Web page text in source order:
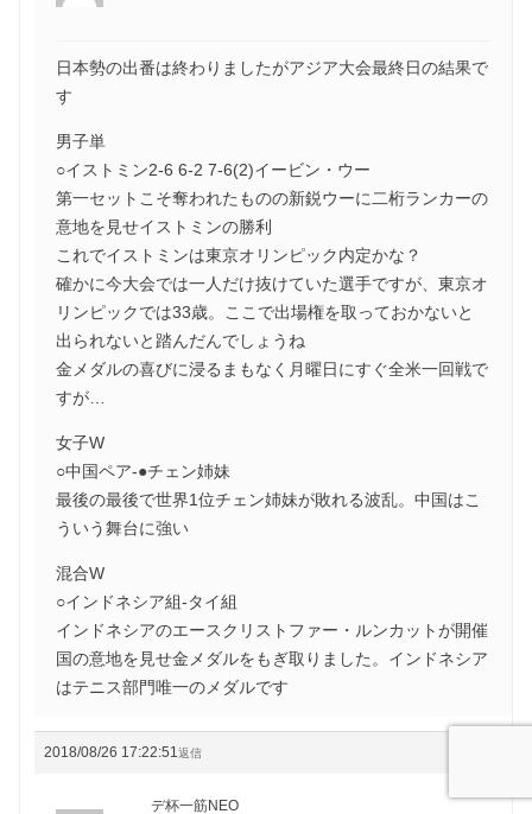
日本勢の出番は終わりましたがアジア大会最終日の結果で
す
男子単
○イストミン2-6 6-2 7-6(2)イービン・ウー
第一セットこそ奪われたものの新鋭ウーに二桁ランカーの
意地を見せイストミンの勝利
これでイストミンは東京オリンピック内定かな？
確かに今大会では一人だけ抜けていた選手ですが、東京オ
リンピックでは33歳。ここで出場権を取っておかないと
出られないと踏んだんでしょうね
金メダルの喜びに浸るまもなく月曜日にすぐ全米一回戦で
すが…
女子W
○中国ペア-●チェン姉妹
最後の最後で世界1位チェン姉妹が敗れる波乱。中国はこ
ういう舞台に強い
混合W
○インドネシア組-タイ組
インドネシアのエースクリストファー・ルンカットが開催
国の意地を見せ金メダルをもぎ取りました。インドネシア
はテニス部門唯一のメダルです
2018/08/26 17:22:51返信
デ杯一筋NEO